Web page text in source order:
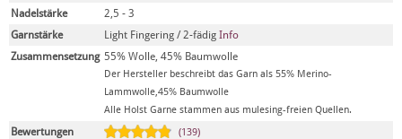
Nadelstärke
2,5 - 3
Garnstärke
Light Fingering / 2-fädig Info
Zusammensetzung 55% Wolle, 45% Baumwolle
Der Hersteller beschreibt das Garn als 55% Merino-
Lammwolle,45% Baumwolle
Alle Holst Garne stammen aus mulesing-freien Quellen.
Bewertungen
(139)